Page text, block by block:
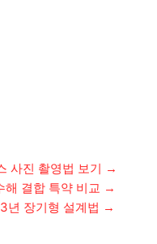
사진 촬영법 보기 →
해 결합 특약 비교 →
년 장기형 설계법 →